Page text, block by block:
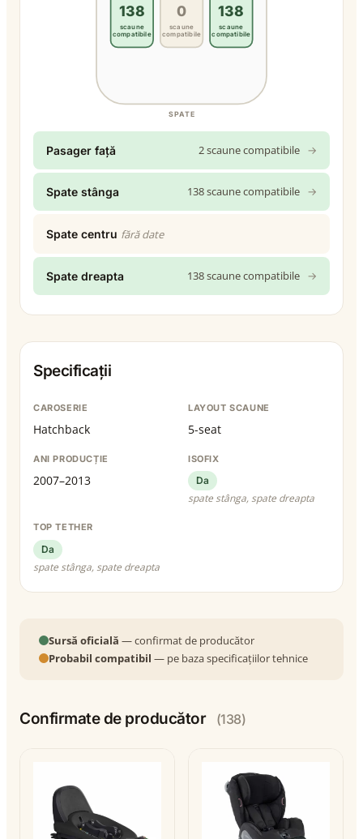
SPATE
138
scaune
compatibile
0
scaune
compatibile
138
scaune
compatibile
Pasager față 2 scaune compatibile →
Spate stânga 138 scaune compatibile →
Spate centru fără date
Spate dreapta 138 scaune compatibile →
Specificații
CAROSERIE
Hatchback
LAYOUT SCAUNE
5-seat
ANI PRODUCȚIE
2007–2013
ISOFIX
Da
spate stânga, spate dreapta
TOP TETHER
Da
spate stânga, spate dreapta
Sursă oficială — confirmat de producător
Probabil compatibil — pe baza specificațiilor tehnice
Confirmate de producător (138)